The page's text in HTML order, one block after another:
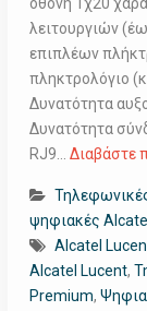
οθόνη 1χ20
λειτουργιών
επιπλέων
πληκτρολόγιο
Δυνατότητα
Δυνατότητα
RJ9… Διαβάστε
ψηφιακές
Alcatel
Alcatel Lucent,
Premium,